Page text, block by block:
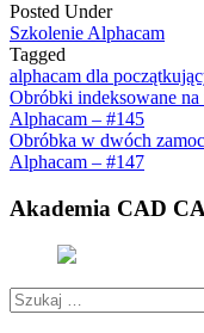
Posted Under
Szkolenie Alphacam
Tagged
alphacam dla
Post
navigation
Obróbki indeksowane
Alphacam – #145
Obróbka w dwóch
Alphacam – #147
Akademia CAD
Szukaj: